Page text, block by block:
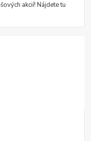
akcií! Nájdete tu